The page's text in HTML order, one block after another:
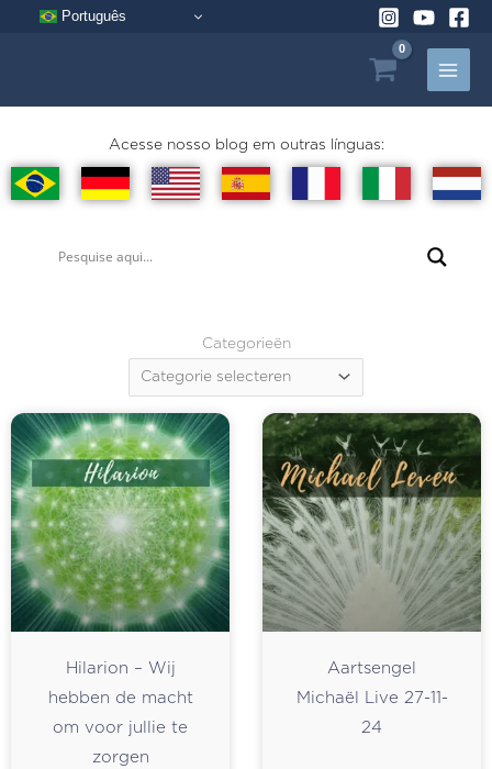
Português
Acesse nosso blog em outras línguas:
Categorieën
Categorieën
Hilarion – Wij
hebben de macht
om voor jullie te
zorgen
Aartsengel
Michaël Live 27-11-
24